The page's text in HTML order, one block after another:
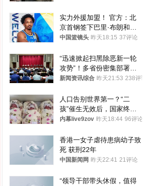
实力外援加盟！ 官方：北
京首钢签下巴里·布朗和桑
普森
中国篮镜头 昨天18:15 37评论
“迅速掀起扫黑除恶新一轮
攻势”！多省份密集部署，
公布举报方式
新闻资讯综合 昨天21:53 238评论
人口告别世界第一？“二
孩”催生无效后，国家终于
向住房出手了！
内幕live9zov 昨天18:44 96评论
香港一女子虐待患病幼子致
死 获刑22年
中国新闻网 昨天22:41 21评论
“领导干部带头休假，值得